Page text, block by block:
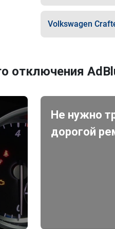
Volkswagen
отключения
Не нужно
дорогой